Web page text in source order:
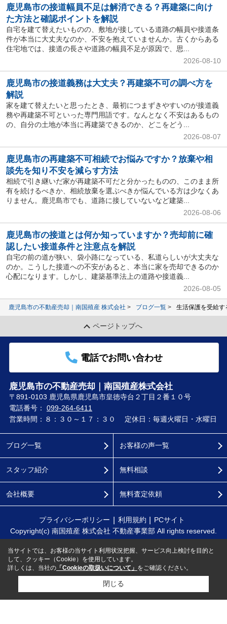
鹿児島市の接道幅員不足は解消できる？再建築に向け
た方法と確認ポイントを解説
自宅を建て替えたいものの、敷地が接している道路の幅員や接道条
件が本当に大丈夫なのか、不安を抱えていませんか。古くからある
住宅地では、接道の長さや道路の幅員不足が原因で、思...
2026-08-10
鹿児島市の接道義務は大丈夫？再建築不可の調べ方を
解説
家を建て替えたいと思ったとき、最初につまずきやすいのが接道義
務や再建築不可といった専門用語です。なんとなく不安はあるもの
の、自分の土地が本当に再建築できるのか、どこをどう...
2026-08-07
鹿児島市の再建築不可相続でお悩みですか？放棄や相
談先を知り不安を減らす方法
相続で引き継いだ家が再建築不可だと分かったものの、このまま所
有を続けるべきか、相続放棄を選ぶべきか悩んでいる方は少なくあ
りません。鹿児島市でも、道路に接していないなど建築...
2026-08-06
鹿児島市の接道とは何か知っていますか？売却前に確
認したい接道条件と注意点を解説
自宅の前の道が狭い、袋小路になっている、私道らしいが大丈夫な
のか。こうした接道への不安があると、本当に家を売却できるのか
心配になります。しかし、建築基準法上の道路や接道義...
2026-08-05
鹿児島市の不動産売却｜南国殖産 株式会社 ブログ一覧 生活保護を受給
ページトップへ
電話でお問い合わせ
鹿児島市の不動産売却｜南国殖産株式会社
〒891-0103 鹿児島県鹿児島市皇徳寺台２丁目２番１０号
電話番号： 099-264-6411
営業時間：８：３０～１７：３０
定休日：毎週火曜日・水曜日
ブログ一覧
スタッフ紹介
会社概要
お客様の声一覧
無料相談
無料査定依頼
プライバシーポリシー 利用規約
PCサイト
Copyright(c) 南国殖産 株式会社 不動産事業部 All rights reserved.
当サイトでは、お客様の当サイト利用状況把握、サービス向上検討を目的と
して、クッキー（Cookie）を使用しています。
詳しくは、当社の 「Cookieの取扱いについて」 をご確認ください。
閉じる